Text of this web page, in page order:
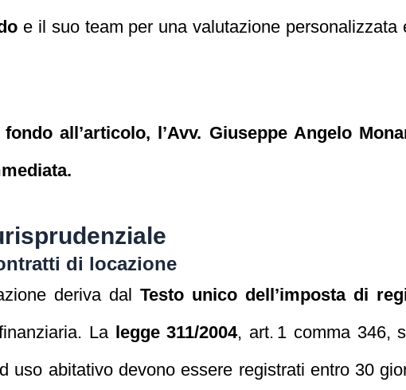
e il suo team per una valutazione personalizzata
all’articolo, l’Avv. Giuseppe Angelo
di locazione
deriva dal Testo unico dell’imposta di
La legge 311/2004, art. 1 comma 346,
uso abitativo devono essere registrati entro 30